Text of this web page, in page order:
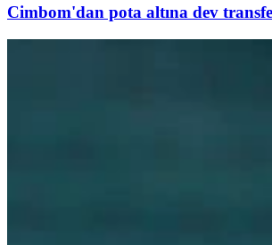
Cimbom'dan pota altına dev